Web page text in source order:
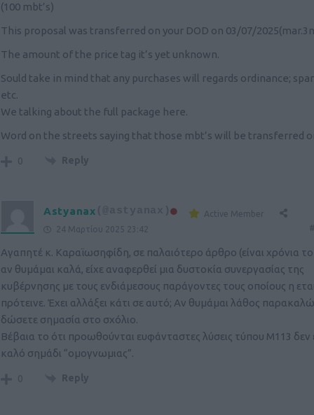
(100 mbt’s)
This proposal was transferred on your DOD on 03/07/
The amount of the price tag it’s yet unknown.
Sould take in mind that any purchases will regards ordinance;
etc.
We talking about the full package here.
Word on the streets saying that those mbt’s will be transferred
0 Reply
Astyanax (@astyanax)
Active Member
24 Μαρτίου 2025 23:42
Αγαπητέ κ. Καραϊωσηφίδη, σε παλαιότερο άρθρο (είναι χρόνια
αν θυμάμαι καλά, είχε αναφερθεί μια δυστοκία συνεργασίας της
κυβέρνησης με τους ενδιάμεσους παράγοντες τους οποίους η
πρότεινε. Έχει αλλάξει κάτι σε αυτό; Αν θυμάμαι λάθος
δώσετε σημασία στο σχόλιο.
Βέβαια το ότι προωθούνται ευφάνταστες λύσεις τύπου Μ113 δεν
καλό σημάδι “ομογνωμιας”.
0 Reply